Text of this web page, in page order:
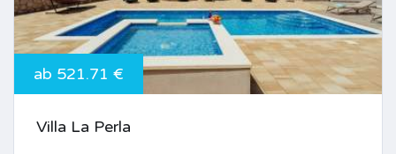
ab 521.71 €
Villa La Perla